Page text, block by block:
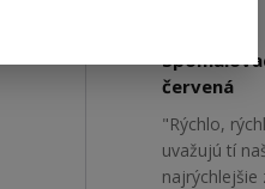
červená
"Rýchlo,
uvažujú tí
najrýchlejšie